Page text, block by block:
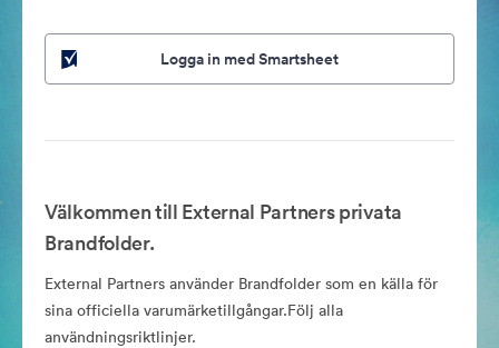
Logga in med Smartsheet
Välkommen till External Partners privata
Brandfolder.
External Partners använder Brandfolder som en källa för
sina officiella varumärketillgångar.Följ alla
användningsriktlinjer.